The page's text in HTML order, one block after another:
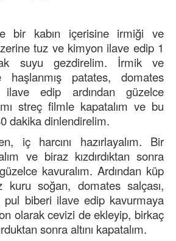
bir kabın içerisine irmiği ve
tuz ve kimyon ilave edip 1
suyu gezdirelim. İrmik ve
haşlanmış patates, domates
edip ardından güzelce
streç filmle kapatalım ve bu
dakika dinlendirelim.
iç harcını hazırlayalım. Bir
ve biraz kızdırdıktan sonra
kavuralım. Ardından küp
kuru soğan, domates salçası,
biberi ilave edip kavurmaya
olarak cevizi de ekleyip, birkaç
sonra altını kapatalım.